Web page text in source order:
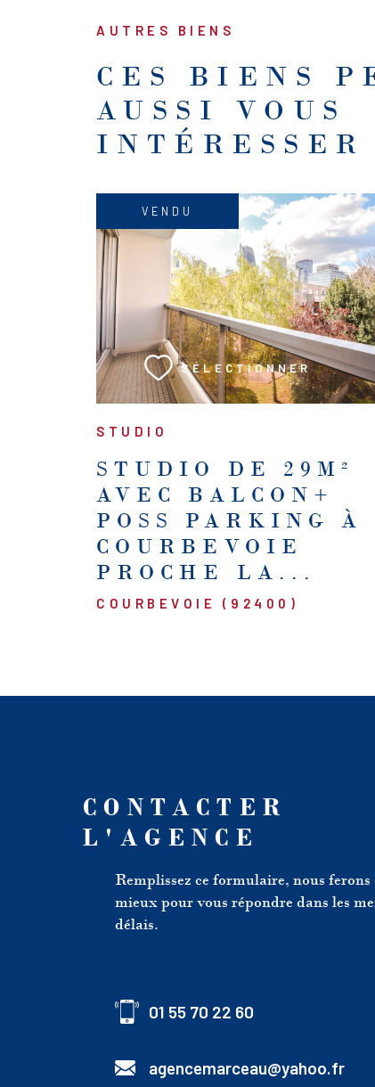
AUTRES BIENS
CES BIENS
AUSSI VOUS
INTÉRESSER
STUDIO
STUDIO DE 29M²
AVEC BALCON+
POSS PARKING À
COURBEVOIE
PROCHE LA...
COURBEVOIE (92400)
VENDU
SÉLECTIONNER
VOIR LE BIEN
CONTACTER
L'AGENCE
Remplissez ce formulaire, nous ferons
mieux pour vous répondre dans les
délais.
01 55 70 22 60
agencemarceau@yahoo.fr